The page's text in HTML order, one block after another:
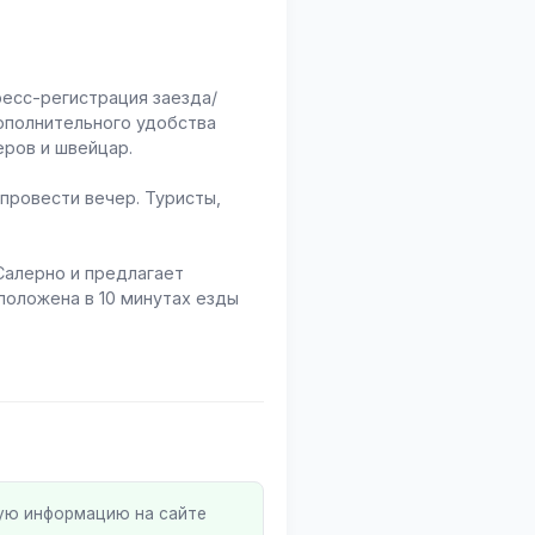
регистрация заезда/
удобства
и швейцар.
вечер. Туристы,
и предлагает
в 10 минутах езды
информацию на сайте